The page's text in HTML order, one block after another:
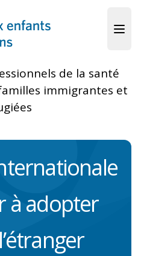
de la santé
immigrantes et
à adopter